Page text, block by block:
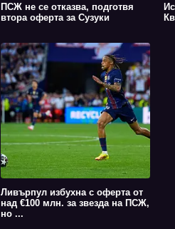
ПСЖ не се отказва, подготвя
втора оферта за Сузуки
Ливърпул избухна с оферта от
над €100 млн. за звезда на ПСЖ,
но ...